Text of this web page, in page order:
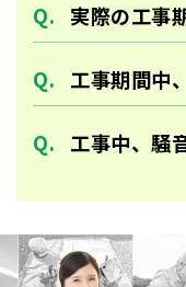
実際の工事
工事期間中
工事中、騒